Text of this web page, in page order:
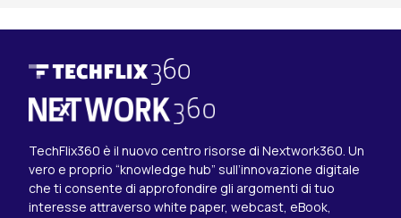
TechFlix360 è il nuovo centro risorse di Nextwork360. Un
vero e proprio “knowledge hub” sull’innovazione digitale
che ti consente di approfondire gli argomenti di tuo
interesse attraverso white paper, webcast, eBook,